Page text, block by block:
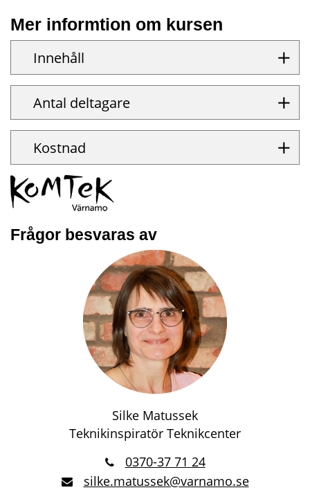
Mer informtion om kursen
Innehåll
Antal deltagare
Kostnad
Frågor besvaras av
Silke Matussek
Teknikinspiratör Teknikcenter
0370-37 71 24
silke.matussek@varnamo.se